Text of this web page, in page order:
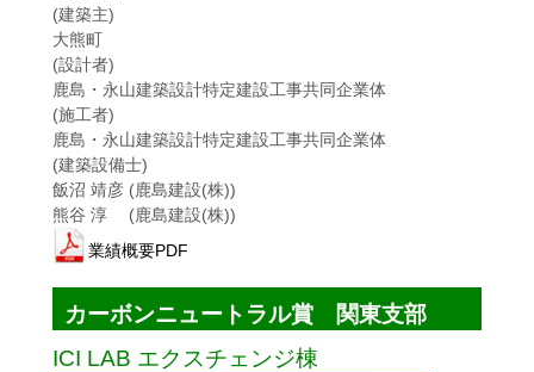
(建築主)
大熊町
(設計者)
鹿島・永山建築設計特定建設工事共同企業体
(施工者)
鹿島・永山建築設計特定建設工事共同企業体
(建築設備士)
飯沼 靖彦 (鹿島建設(株))
熊谷 淳 (鹿島建設(株))
業績概要PDF
カーボンニュートラル賞 関東支部
ICI LAB エクスチェンジ棟